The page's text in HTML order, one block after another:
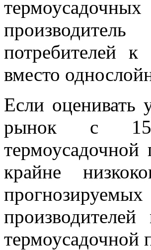
потребителей
вместо
Если оценивать
рынок с 15
крайне
термоусадочной